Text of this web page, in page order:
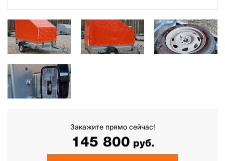
Закажите прямо сейчас!
145 800 руб.